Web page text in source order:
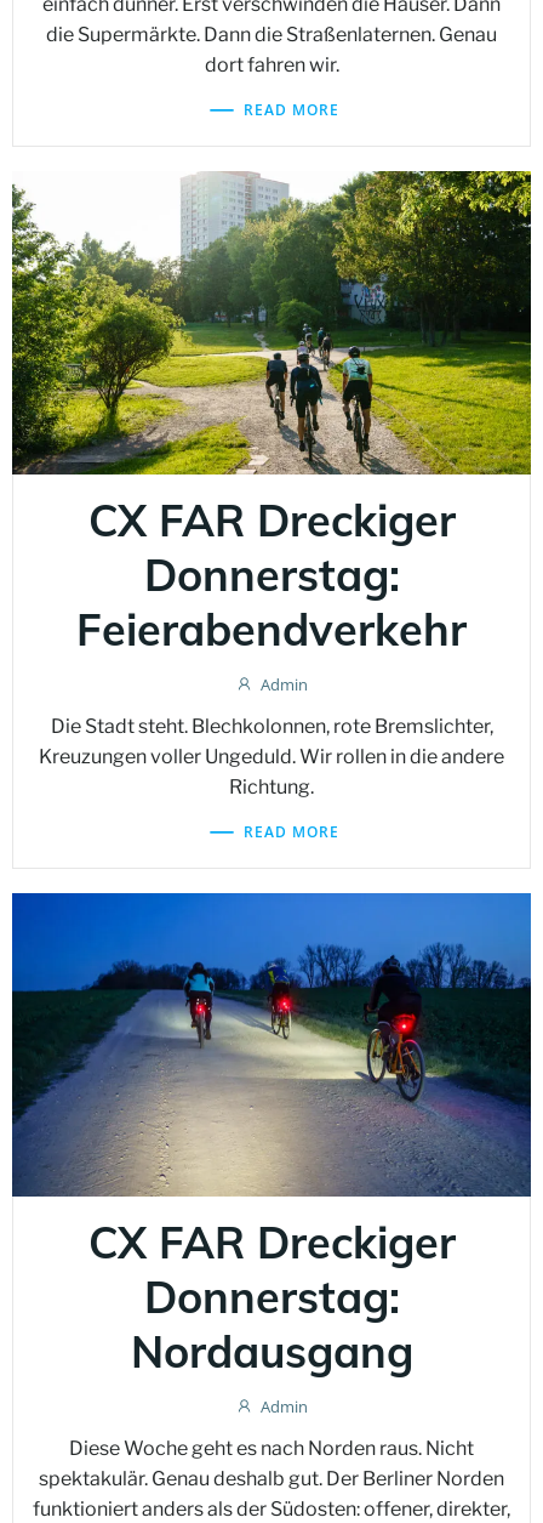
die Supermärkte. Dann die Straßenlaternen. Genau
dort fahren wir.
READ MORE
CX FAR Dreckiger
Donnerstag:
Feierabendverkehr
Admin
Die Stadt steht. Blechkolonnen, rote Bremslichter,
Kreuzungen voller Ungeduld. Wir rollen in die andere
Richtung.
READ MORE
CX FAR Dreckiger
Donnerstag:
Nordausgang
Admin
Diese Woche geht es nach Norden raus. Nicht
spektakulär. Genau deshalb gut. Der Berliner Norden
funktioniert anders als der Südosten: offener, direkter,